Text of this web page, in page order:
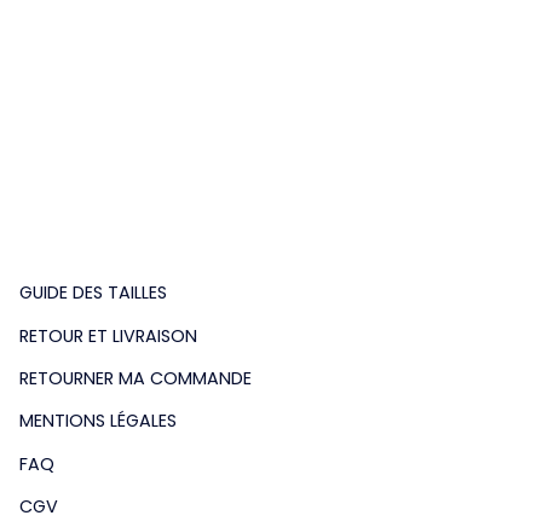
GUIDE DES TAILLES
RETOUR ET LIVRAISON
RETOURNER MA COMMANDE
MENTIONS LÉGALES
FAQ
CGV